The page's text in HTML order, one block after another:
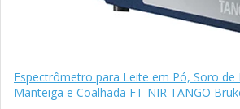
Espectrômetro para Leite em Pó, Soro de
Manteiga e Coalhada FT-NIR TANGO